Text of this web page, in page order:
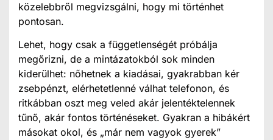
közelebbről megvizsgálni, hogy mi történhet
pontosan.
Lehet, hogy csak a függetlenségét próbálja
megőrizni, de a mintázatokból sok minden
kiderülhet: nőhetnek a kiadásai, gyakrabban kér
zsebpénzt, elérhetetlenné válhat telefonon, és
ritkábban oszt meg veled akár jelentéktelennek
tűnő, akár fontos történéseket. Gyakran a hibákért
másokat okol, és „már nem vagyok gyerek”